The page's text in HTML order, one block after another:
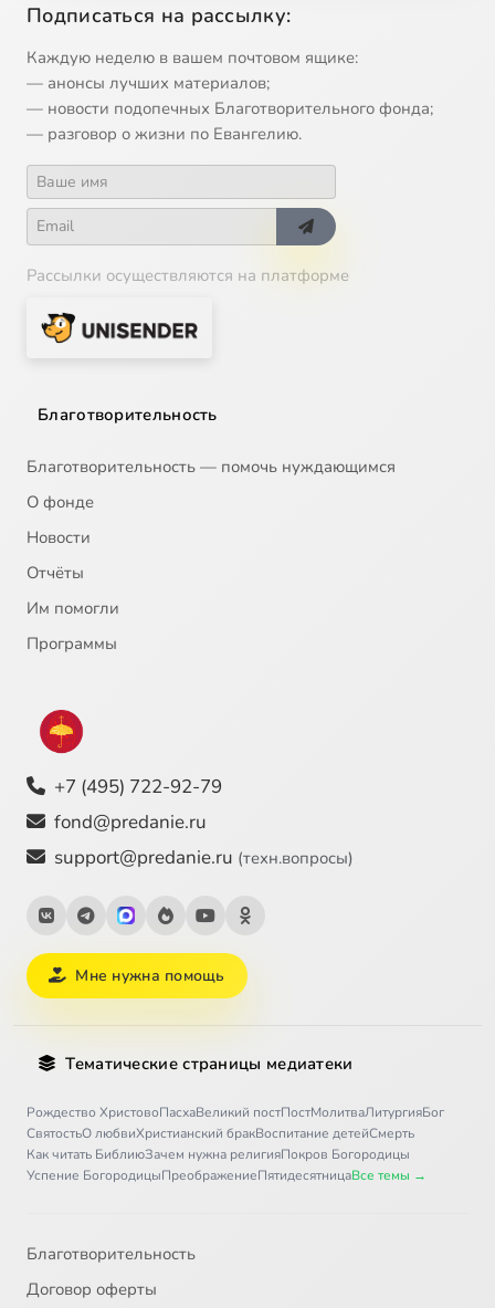
Подписаться на рассылку:
Каждую неделю в вашем почтовом ящике:
— анонсы лучших материалов;
— новости подопечных Благотворительного фонда;
— разговор о жизни по Евангелию.
Рассылки осуществляются на платформе
Благотворительность
Благотворительность — помочь нуждающимся
О фонде
Новости
Отчёты
Им помогли
Программы
+7 (495) 722-92-79
fond@predanie.ru
support@predanie.ru (техн.вопросы)
Мне нужна помощь
Тематические страницы медиатеки
Рождество ХристовоПасхаВеликий постПостМолитваЛитургияБог
СвятостьО любвиХристианский бракВоспитание детейСмерть
Как читать БиблиюЗачем нужна религияПокров Богородицы
Успение БогородицыПреображениеПятидесятницаВсе темы →
Благотворительность
Договор оферты